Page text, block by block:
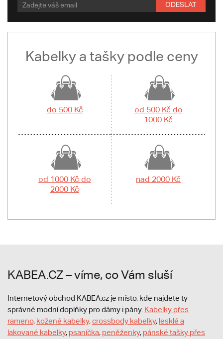
ODESLAT
Kabelky a tašky podle ceny
do 500 Kč
od 500 Kč do
1000 Kč
od 1000 Kč do
2000 Kč
nad 2000 Kč
KABEA.CZ – víme, co Vám sluší
Internetový obchod KABEA.cz je místo, kde najdete ty
správné modní doplňky pro dámy i pány. Kabelky přes
rameno, kožené kabelky,crossbody kabelky, lesklé a
lakované kabelky, psaníčka, peněženky, pánské tašky přes